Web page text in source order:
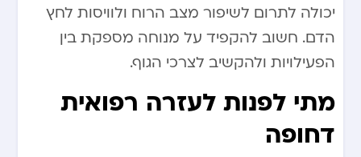
יכולה לתרום לשיפור מצב הרוח ולוויסות לחץ
הדם. חשוב להקפיד על מנוחה מספקת בין
הפעילויות ולהקשיב לצרכי הגוף.
מתי לפנות לעזרה רפואית
דחופה